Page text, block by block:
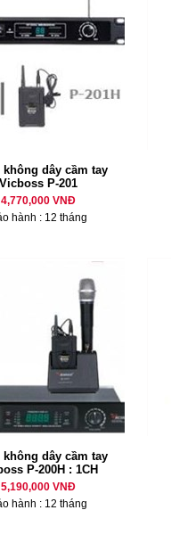
không dây cầm tay
Vicboss P-201
4,770,000 VNĐ
hành : 12 tháng
không dây cầm tay
P-200H : 1CH
5,190,000 VNĐ
hành : 12 tháng